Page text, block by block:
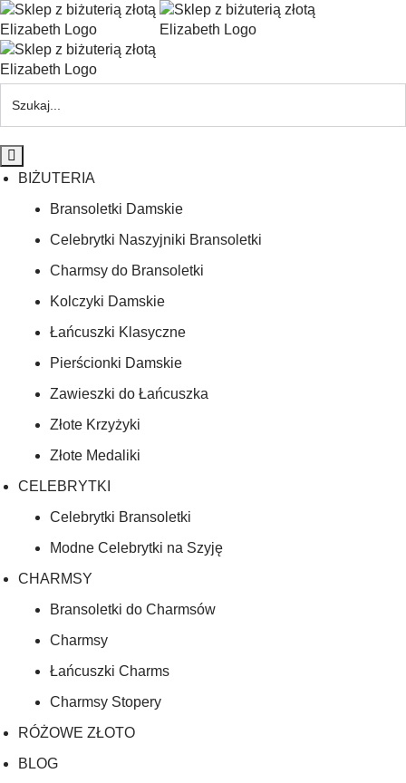
BIŻUTERIA
Bransoletki Damskie
Celebrytki Naszyjniki Bransoletki
Charmsy do Bransoletki
Kolczyki Damskie
Łańcuszki Klasyczne
Pierścionki Damskie
Zawieszki do Łańcuszka
Złote Krzyżyki
Złote Medaliki
CELEBRYTKI
Celebrytki Bransoletki
Modne Celebrytki na Szyję
CHARMSY
Bransoletki do Charmsów
Charmsy
Łańcuszki Charms
Charmsy Stopery
RÓŻOWE ZŁOTO
BLOG